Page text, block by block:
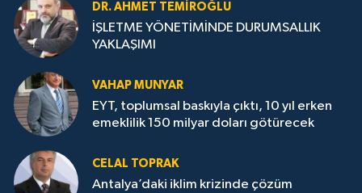
DR. AHMET TEMİROĞLU
İŞLETME YÖNETİMİNDE DURUMSALLIK
YAKLAŞIMI
VAHAP MUNYAR
EYT, toplumsal baskıyla çıktı, 10 yıl erken
emeklilik 150 milyar doları götürecek
CELAL TOPRAK
Antalya’daki iklim krizinde çözüm